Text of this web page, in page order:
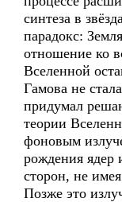
синтеза в
парадокс:
отношение ко
Вселенной
Гамова не
придумал
теории
фоновым
рождения ядер
сторон, не
Позже это